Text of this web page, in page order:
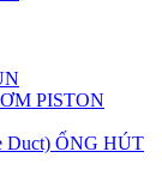
PISTON
Duct) ỐNG HÚT